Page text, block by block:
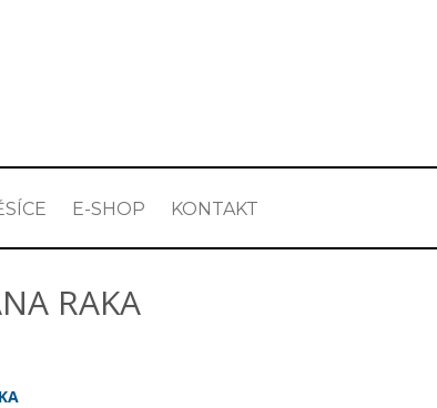
E-SHOP KONTAKT
RAKA